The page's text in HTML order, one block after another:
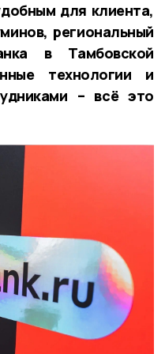
для клиента,
, региональный
в Тамбовской
технологии и
– всё это